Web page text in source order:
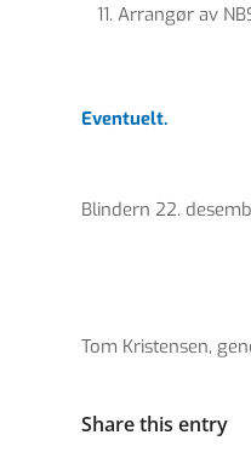
Arrangør av
Eventuelt.
Blindern 22.
Tom Kristensen,
Share this entry